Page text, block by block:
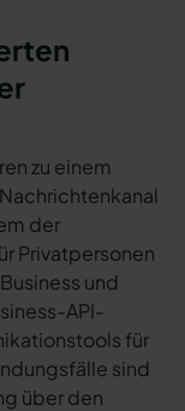
zu einem
der
Privatpersonen
und
API-
für
sind
über den